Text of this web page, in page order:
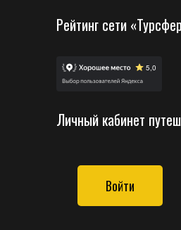
Рейтинг сети
Личный кабинет
Войти